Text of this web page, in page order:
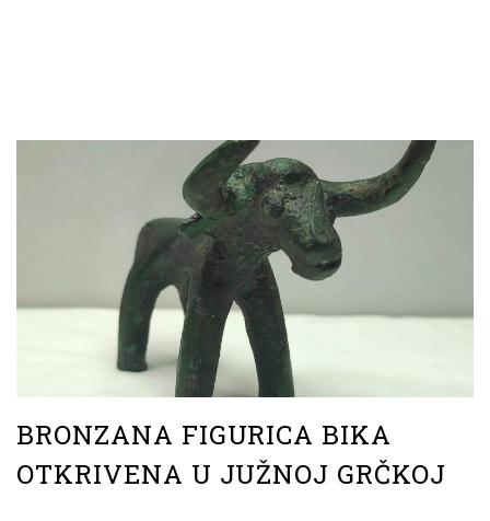
BRONZANA FIGURICA BIKA
OTKRIVENA U JUŽNOJ GRČKOJ